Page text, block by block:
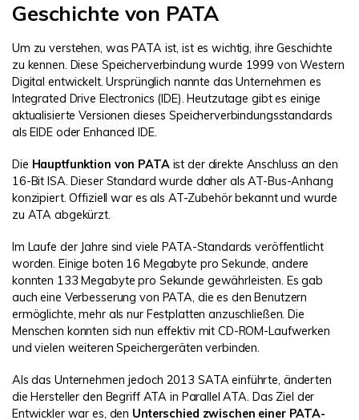
Geschichte von PATA
Um zu verstehen, was PATA ist, ist es wichtig, ihre Geschichte
zu kennen. Diese Speicherverbindung wurde 1999 von Western
Digital entwickelt. Ursprünglich nannte das Unternehmen es
Integrated Drive Electronics (IDE). Heutzutage gibt es einige
aktualisierte Versionen dieses Speicherverbindungsstandards
als EIDE oder Enhanced IDE.
Die Hauptfunktion von PATAist der direkte Anschluss an den
16-Bit ISA. Dieser Standard wurde daher als AT-Bus-Anhang
konzipiert. Offiziell war es als AT-Zubehör bekannt und wurde
zu ATA abgekürzt.
Im Laufe der Jahre sind viele PATA-Standards veröffentlicht
worden. Einige boten 16 Megabyte pro Sekunde, andere
konnten 133 Megabyte pro Sekunde gewährleisten. Es gab
auch eine Verbesserung von PATA, die es den Benutzern
ermöglichte, mehr als nur Festplatten anzuschließen. Die
Menschen konnten sich nun effektiv mit CD-ROM-Laufwerken
und vielen weiteren Speichergeräten verbinden.
Als das Unternehmen jedoch 2013 SATA einführte, änderten
die Hersteller den Begriff ATA in Parallel ATA. Das Ziel der
Entwickler war es, den Unterschied zwischen einer PATA-